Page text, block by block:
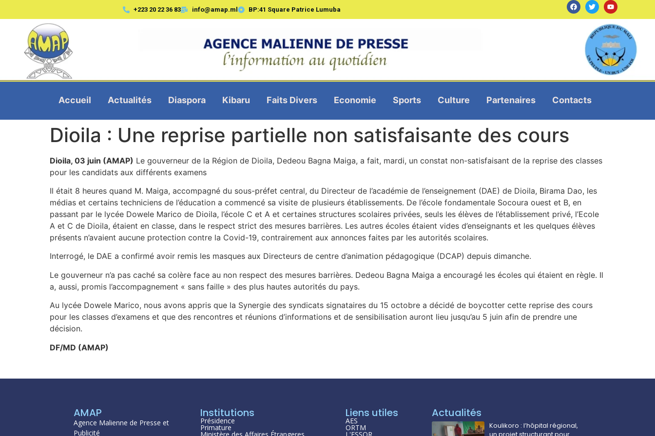
+223 20 22 36 83 info@amap.ml BP:41 Square Patrice Lumuba
Accueil Actualités Diaspora Kibaru Faits Divers Economie Sports Culture Partenaires Contacts
Dioila : Une reprise partielle non satisfaisante des cours
Dioila, 03 juin (AMAP) Le gouverneur de la Région de Dioila, Dedeou Bagna Maiga, a fait, mardi, un constat non-satisfaisant de la reprise des classes
pour les candidats aux différents examens
Il était 8 heures quand M. Maiga, accompagné du sous-préfet central, du Directeur de l’académie de l’enseignement (DAE) de Dioila, Birama Dao, les
médias et certains techniciens de l’éducation a commencé sa visite de plusieurs établissements. De l’école fondamentale Socoura ouest et B, en
passant par le lycée Dowele Marico de Dioila, l’école C et A et certaines structures scolaires privées, seuls les élèves de l’établissement privé, l’Ecole
A et C de Dioila, étaient en classe, dans le respect strict des mesures barrières. Les autres écoles étaient vides d’enseignants et les quelques élèves
présents n’avaient aucune protection contre la Covid-19, contrairement aux annonces faites par les autorités scolaires.
Interrogé, le DAE a confirmé avoir remis les masques aux Directeurs de centre d’animation pédagogique (DCAP) depuis dimanche.
Le gouverneur n’a pas caché sa colère face au non respect des mesures barrières. Dedeou Bagna Maiga a encouragé les écoles qui étaient en règle. Il
a, aussi, promis l’accompagnement « sans faille » des plus hautes autorités du pays.
Au lycée Dowele Marico, nous avons appris que la Synergie des syndicats signataires du 15 octobre a décidé de boycotter cette reprise des cours
pour les classes d’examens et que des rencontres et réunions d’informations et de sensibilisation auront lieu jusqu’au 5 juin afin de prendre une
décision.
DF/MD (AMAP)
AMAP
Agence Malienne de Presse et
Publicité
Institutions
Présidence
Primature
Liens utiles
AES
ORTM
Actualités
Koulikoro : l’hôpital régional,